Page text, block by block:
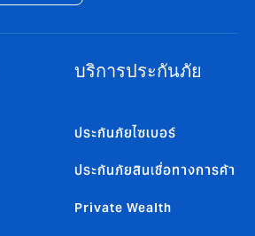
บริการประกันภัย
ประกันภัยไซเบอร์
ประกันภัยสินเชื่อทางการค้า
Private Wealth